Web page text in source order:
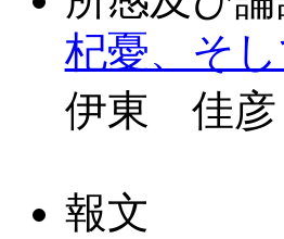
杞憂、そ
伊東 佳彦
報文